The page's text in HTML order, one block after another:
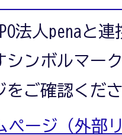
法人penaと
シンボルマー
をご確認くだ
ページ（外部